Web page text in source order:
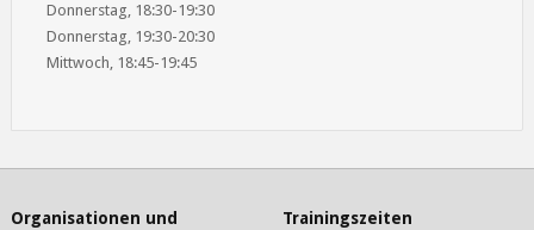
Donnerstag, 18:30-19:30
Donnerstag, 19:30-20:30
Mittwoch, 18:45-19:45
Organisationen und
Trainingszeiten